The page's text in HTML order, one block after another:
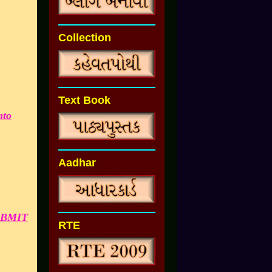
Collection
Text Book
Aadhar
RTE